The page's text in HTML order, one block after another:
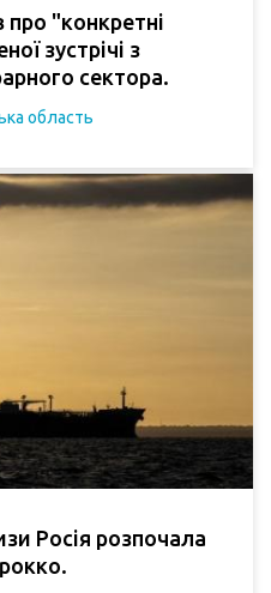
"конкретні
зустрічі з
сектора.
область
Росія розпочала